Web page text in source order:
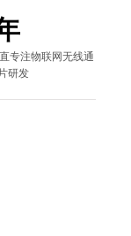
成覆盖芯片架构
件设计、软件与
并构建了自有知
无线射频领域的
实现技术自主可
有适配众多物联
智能家居、消费
专注物联网无线通
研发